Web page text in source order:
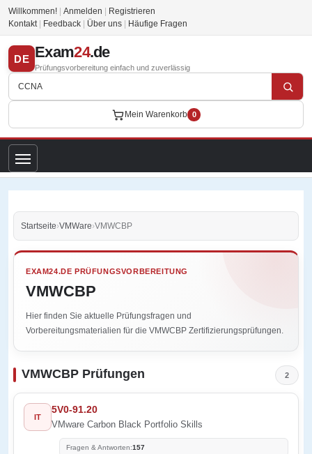
Willkommen! Anmelden
Registrieren
Kontakt
Feedback Über uns Häufige Fragen
DE Exam24.de
Prüfungsvorbereitung einfach und zuverlässig
Mein Warenkorb 0
Startseite›VMWare›VMWCBP
EXAM24.DE PRÜFUNGSVORBEREITUNG
VMWCBP
Hier finden Sie aktuelle Prüfungsfragen und
Vorbereitungsmaterialien für die VMWCBP Zertifizierungsprüfungen.
VMWCBP Prüfungen 2
IT
5V0-91.20
VMware Carbon Black Portfolio Skills
Fragen & Antworten:157